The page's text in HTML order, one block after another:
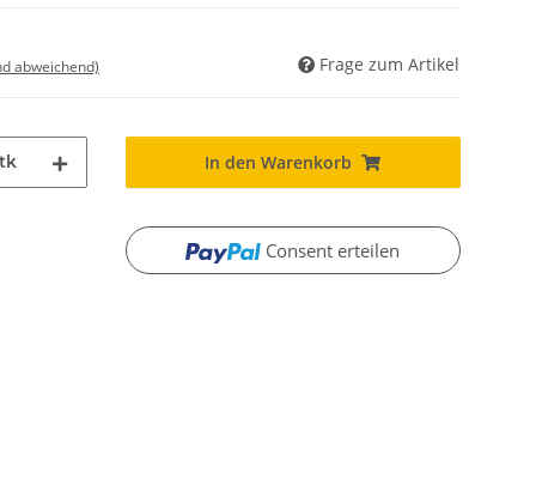
abweichend) Frage zum Artikel
In den Warenkorb
Consent erteilen